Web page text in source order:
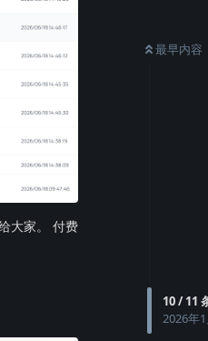
最早内容
10/11
2026年1
大家。 付费